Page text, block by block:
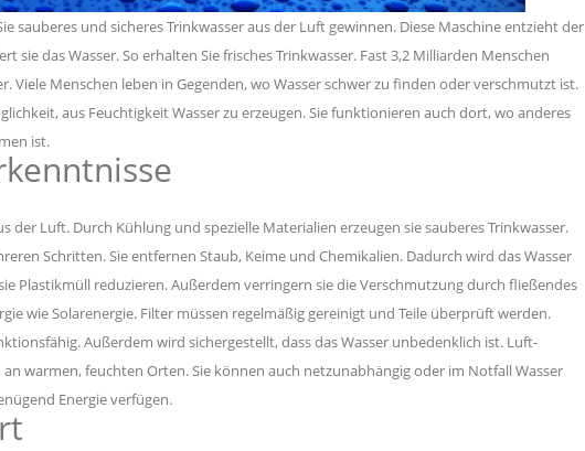
sauberes und sicheres Trinkwasser aus der Luft gewinnen. Diese Maschine entzieht der
sie das Wasser. So erhalten Sie frisches Trinkwasser. Fast 3,2 Milliarden Menschen
Viele Menschen leben in Gegenden, wo Wasser schwer zu finden oder verschmutzt ist.
aus Feuchtigkeit Wasser zu erzeugen. Sie funktionieren auch dort, wo anderes
ist.
der Luft. Durch Kühlung und spezielle Materialien erzeugen sie sauberes Trinkwasser.
Schritten. Sie entfernen Staub, Keime und Chemikalien. Dadurch wird das Wasser
Plastikmüll reduzieren. Außerdem verringern sie die Verschmutzung durch fließendes
wie Solarenergie. Filter müssen regelmäßig gereinigt und Teile überprüft werden.
Außerdem wird sichergestellt, dass das Wasser unbedenklich ist. Luft-
warmen, feuchten Orten. Sie können auch netzunabhängig oder im Notfall Wasser
Energie verfügen.